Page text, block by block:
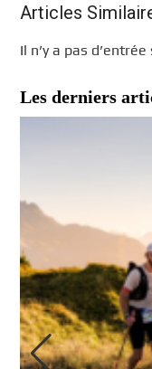
Articles
Il n’y a pas
Les derniers